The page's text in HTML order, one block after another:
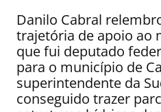
Danilo Cabral
trajetória de apoio ao
que fui deputado
para o município de
superintendente da
conseguido trazer